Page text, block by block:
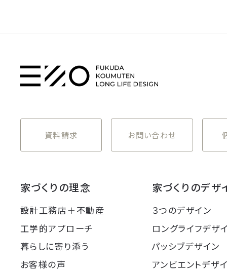
資料請求 お問い合わせ
家づくりの理念
設計工務店＋不動産
工学的アプローチ
暮らしに寄り添う
お客様の声
家づくりのデザ
３つのデザイン
ロングライフデザ
パッシブデザイン
アンビエントデザ